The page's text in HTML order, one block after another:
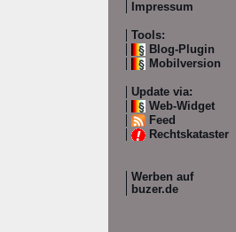
Impressum
Tools:
Blog-Plugin
Mobilversion
Update via:
Web-Widget
Feed
Rechtskataster
Werben auf
buzer.de